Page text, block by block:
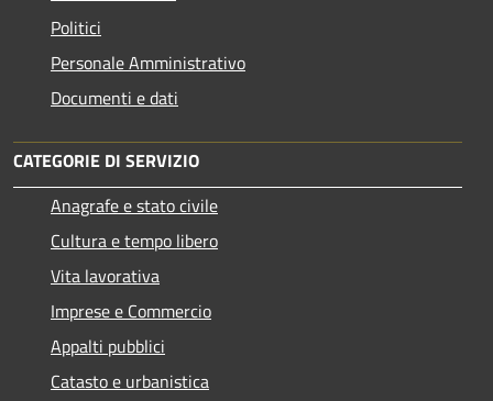
Politici
Personale Amministrativo
Documenti e dati
CATEGORIE DI SERVIZIO
Anagrafe e stato civile
Cultura e tempo libero
Vita lavorativa
Imprese e Commercio
Appalti pubblici
Catasto e urbanistica